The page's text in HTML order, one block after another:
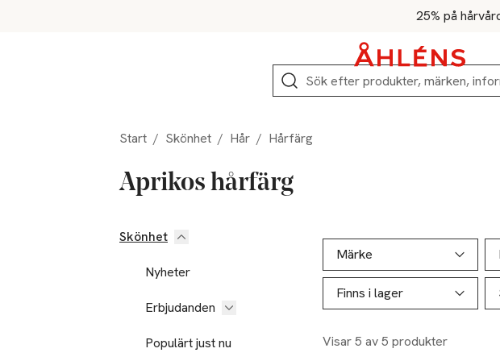
25% på
Sök
Start / Skönhet / Hår / Hårfärg
Aprikos hårfärg
Hoppa till produktsidan
Skönhet
Nyheter
Erbjudanden
Populärt just nu
Hoppa till produktsidan
Märke
Finns i lager
Visar 5 av 5 produkter
Lista över produkter